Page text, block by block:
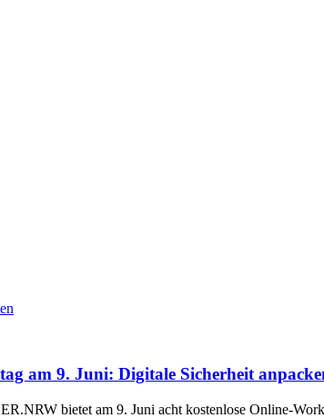
am 9. Juni: Digitale Sicherheit
bietet am 9. Juni acht kostenlose Online-